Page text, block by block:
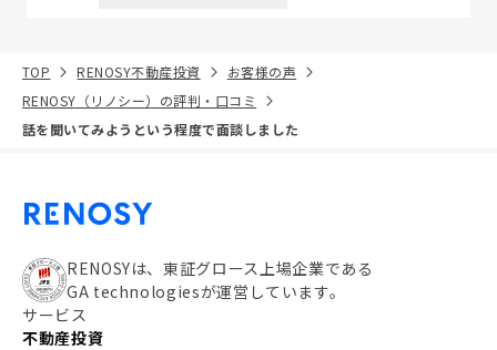
TOP RENOSY不動産投資
お客様の声
RENOSY（リノシー）の評判・口コミ
話を聞いてみようという程度で面談しました
RENOSYは、東証グロース上場企業である
GA technologiesが運営しています。
サービス
不動産投資